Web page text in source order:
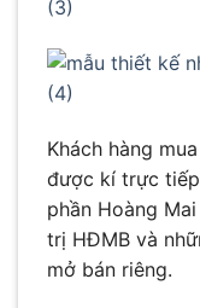
Khách hàng
được kí trực
phần Hoàng
trị HĐMB và
mở bán riêng.